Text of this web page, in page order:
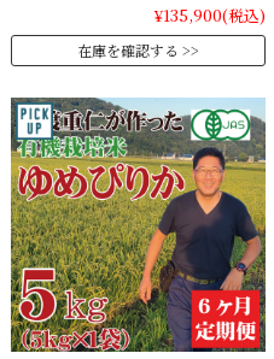
¥135,900(税込)
在庫を確認する